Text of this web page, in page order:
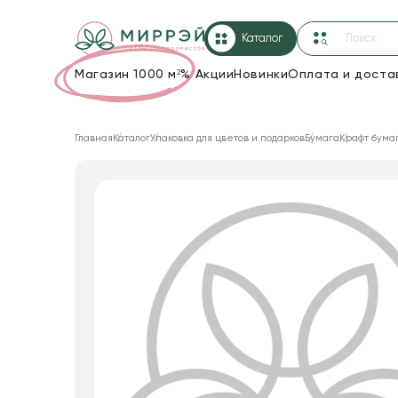
Каталог
Магазин 1000 м²%Акции НовинкиОплата и
Декор для дома
Товары для флористов
Пакеты для цветов и подарков
Главная КаталогУпаковка для цветов и подарковБумага Крафт